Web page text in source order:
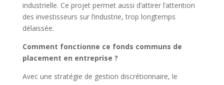
industrielle. Ce projet permet aussi d’attirer l’attention
des investisseurs sur l’industrie, trop longtemps
délaissée.
Comment fonctionne ce fonds communs de
placement en entreprise ?
Avec une stratégie de gestion discrétionnaire, le